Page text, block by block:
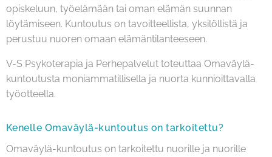
opiskeluun, työelämään tai oman elämän suunnan
löytämiseen. Kuntoutus on tavoitteellista, yksilöllistä ja
perustuu nuoren omaan elämäntilanteeseen.
V-S Psykoterapia ja Perhepalvelut toteuttaa Omaväylä-
kuntoutusta moniammatillisella ja nuorta kunnioittavalla
työotteella.
Kenelle Omaväylä-kuntoutus on tarkoitettu?
Omaväylä-kuntoutus on tarkoitettu nuorille ja nuorille